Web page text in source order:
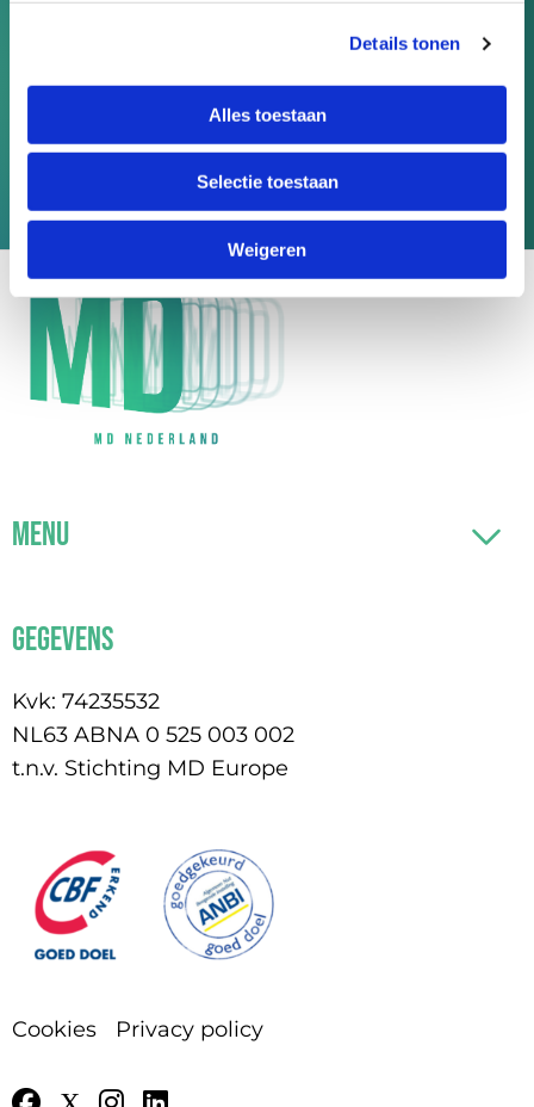
Details tonen
Alles toestaan
Selectie toestaan
Weigeren
Doneer nu
Of start een actie
Menu
Gegevens
Kvk: 74235532
NL63 ABNA 0 525 003 002
t.n.v. Stichting MD Europe
Cookies Privacy policy